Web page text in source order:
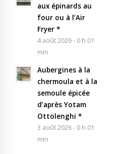
aux épinards au
four ou à l’Air
Fryer *
4 août 2026 - 0 h 01
min
Aubergines à la
chermoula et à la
semoule épicée
d’après Yotam
Ottolenghi *
3 août 2026 - 0 h 01
min